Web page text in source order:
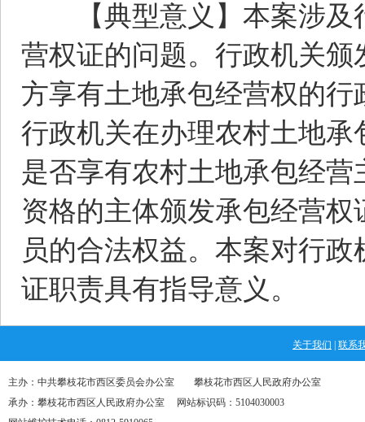
【典型意义】本案涉及
营权证的问题。行政机关
方享有土地承包经营权的
行政机关在办理农村土地
是否享有农村土地承包经
资格的主体颁发承包经营
员的合法权益。本案对行
证职责具有指导意义。
关于我们 联系
主办：中共攀枝花市西区委员会办公室 攀枝花市西区人民政府办公室
承办：攀枝花市西区人民政府办公室 网站标识码：5104030003